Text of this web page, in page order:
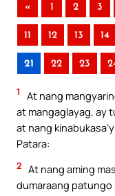
« 1 2 3
11 12 13 14
21 22 23
1
At nang
at mangaglayag, ay
at nang
Patara:
2 At nang aming
dumaraang patungo